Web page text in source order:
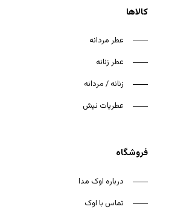
هیچ محصولی در سبد خرید نیست.
کالاها
عطر مردانه
عطر زنانه
زنانه / مردانه
عطریات نیش
فروشگاه
درباره اوک مدا
تماس با اوک